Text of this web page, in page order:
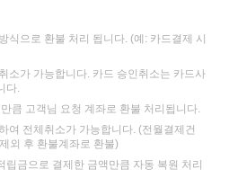
식으로 환불 처리 됩니다. (예: 카드결제 시
소가 가능합니다. 카드 승인취소는 카드사
다.
큼 고객님 요청 계좌로 환불 처리됩니다.
여 전체취소가 가능합니다. (전월결제건
외 후 환불계좌로 환불)
립금으로 결제한 금액만큼 자동 복원 처리